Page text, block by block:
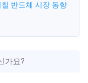
반도체 시장 동향
가요?